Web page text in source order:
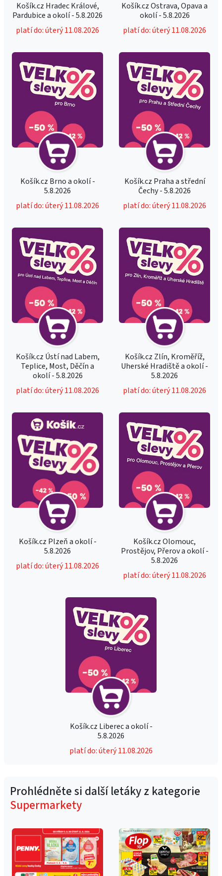
Košík.cz Hradec Králové,
Pardubice a okolí - 5.8.2026
platí do: úterý 11.08.2026
Košík.cz Ostrava, Opava a
okolí - 5.8.2026
platí do: úterý 11.08.2026
Košík.cz Brno a okolí -
5.8.2026
platí do: úterý 11.08.2026
Košík.cz Praha a střední
Čechy - 5.8.2026
platí do: úterý 11.08.2026
Košík.cz Ústí nad Labem,
Teplice, Most, Děčín a
okolí - 5.8.2026
platí do: úterý 11.08.2026
Košík.cz Zlín, Kroměříž,
Uherské Hradiště a okolí -
5.8.2026
platí do: úterý 11.08.2026
Košík.cz Plzeň a okolí -
5.8.2026
platí do: úterý 11.08.2026
Košík.cz Olomouc,
Prostějov, Přerov a okolí -
5.8.2026
platí do: úterý 11.08.2026
Košík.cz Liberec a okolí -
5.8.2026
platí do: úterý 11.08.2026
Prohlédněte si další letáky z kategorie
Supermarkety